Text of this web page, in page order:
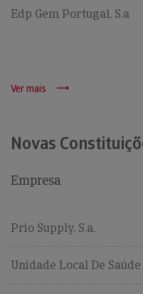
Edp Gem Portugal, S.a
Ver mais
Novas
Empresa
Prio Supply, S.a.
Unidade Local De